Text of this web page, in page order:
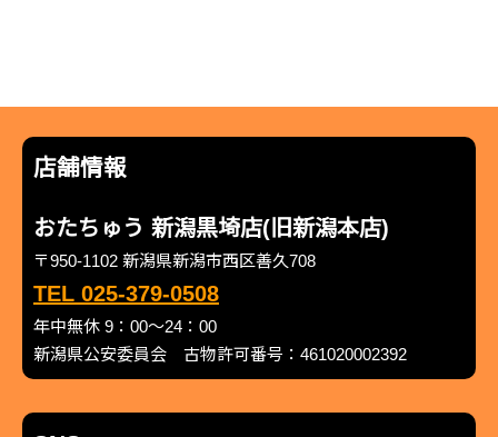
店舗情報
おたちゅう 新潟黒埼店(旧新潟本店)
〒950-1102 新潟県新潟市西区善久708
TEL 025-379-0508
年中無休 9：00～24：00
新潟県公安委員会 古物許可番号：461020002392